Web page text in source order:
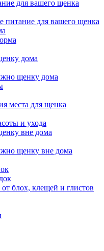
для вашего щенка
питание для вашего щенка
дома
щенку дома
места для щенка
и ухода
вне дома
щенку вне дома
блох, клещей и глистов